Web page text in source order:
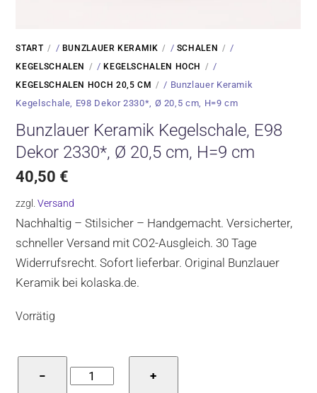
START / BUNZLAUER KERAMIK / SCHALEN /
KEGELSCHALEN /KEGELSCHALEN HOCH /
KEGELSCHALEN HOCH 20,5 CM
/ Bunzlauer Keramik
Kegelschale, E98 Dekor 2330*, Ø 20,5 cm, H=9 cm
Bunzlauer Keramik Kegelschale, E98
Dekor 2330*, Ø 20,5 cm, H=9 cm
40,50 €
zzgl.Versand
Nachhaltig – Stilsicher – Handgemacht. Versicherter,
schneller Versand mit CO2-Ausgleich. 30 Tage
Widerrufsrecht. Sofort lieferbar. Original Bunzlauer
Keramik bei kolaska.de.
Vorrätig
−
Bunzlauer
Keramik
+